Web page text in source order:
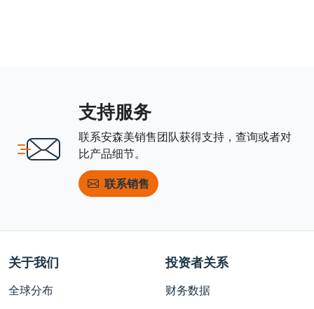
支持服务
联系安森美销售团队获得支持，查询或者对
比产品细节。
联系销售
关于我们
全球分布
投资者关系
财务数据